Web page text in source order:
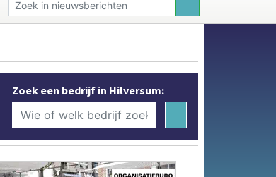
Zoek een bedrijf in Hilversum: